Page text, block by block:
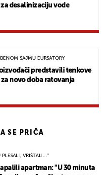
desalinizaciju vode
SAJMU EURSATORY
predstavili tenkove
novo doba ratovanja
SE PRIČA
PLESALI, VRIŠTALI..."
apartman: "U 30 minuta